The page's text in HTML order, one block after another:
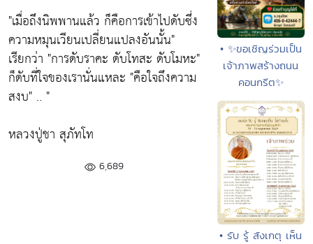
"เมื่อถึงนิพพานแล้ว ก็คือการเข้าไปดับซึ่ง
ความหมุนเวียนเปลี่ยนแปลงอันนั้น"
เรียกว่า "การดับราคะ ดับโทสะ ดับโมหะ"
ก็ดับที่ใจของเรานั่นแหละ "คือใจถึงความ
สงบ" .. "
หลวงปู่ชา สุภัทโท
6,689
• ✨ขอเชิญร่วมเป็น
เจ้าภาพสร้างถนน
คอนกรีต✨
• รับ รู้ สังเกตุ เห็น